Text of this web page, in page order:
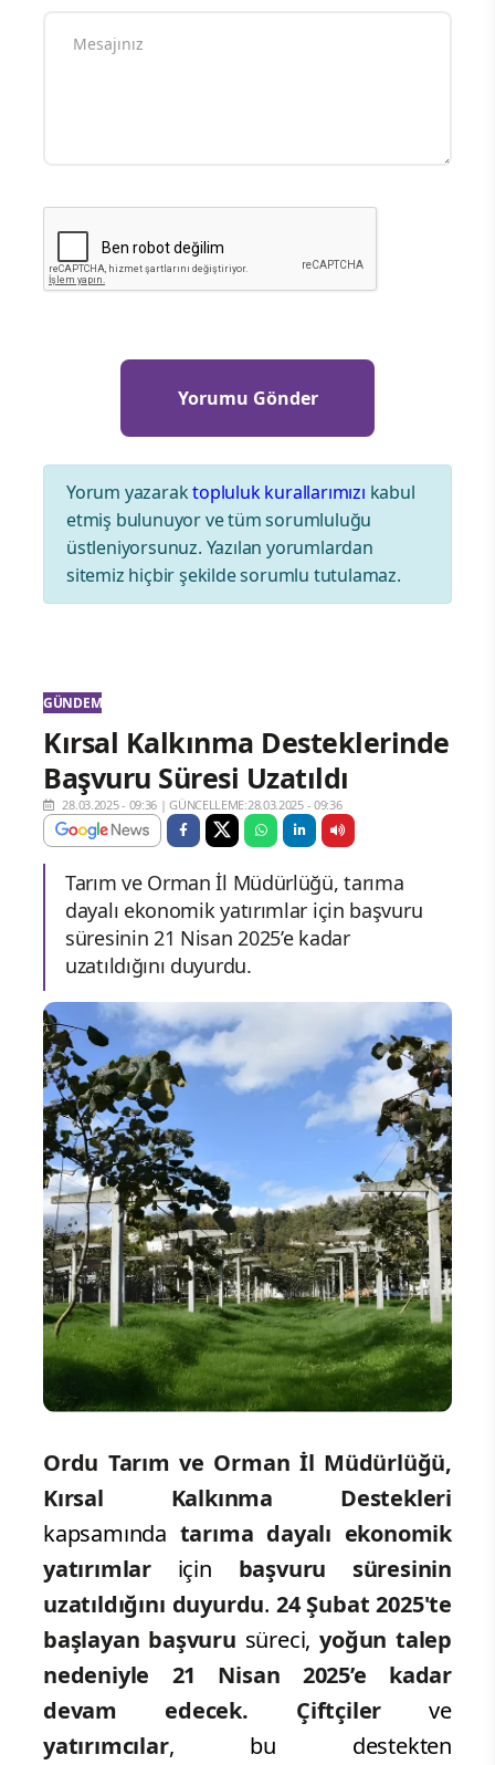
Yorum yazaraktopluluk kurallarımızı kabul
etmiş bulunuyor ve tüm sorumluluğu
üstleniyorsunuz. Yazılan yorumlardan
sitemiz hiçbir şekilde sorumlu tutulamaz.
GÜNDEM
Kırsal Kalkınma Desteklerinde
Başvuru Süresi Uzatıldı
28.03.2025 - 09:36 |GÜNCELLEME:28.03.2025 - 09:36
Tarım ve Orman İl Müdürlüğü, tarıma
dayalı ekonomik yatırımlar için başvuru
süresinin 21 Nisan 2025’e kadar
uzatıldığını duyurdu.
Ordu Tarım ve Orman İl Müdürlüğü,
Kırsal Kalkınma
Destekleri
kapsamında tarıma dayalı ekonomik
yatırımlar için başvuru süresinin
uzatıldığını duyurdu. 24 Şubat 2025'te
başlayan başvuru süreci,yoğun talep
nedeniyle 21 Nisan 2025’e kadar
devam edecek. Çiftçilerve
yatırımcılar, bu destekten